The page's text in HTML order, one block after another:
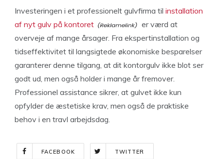
Investeringen i et professionelt gulvfirma til installation
af nyt gulv på kontoret
er værd at
overveje af mange årsager. Fra ekspertinstallation og
tidseffektivitet til langsigtede økonomiske besparelser
garanterer denne tilgang, at dit kontorgulv ikke blot ser
godt ud, men også holder i mange år fremover.
Professionel assistance sikrer, at gulvet ikke kun
opfylder de æstetiske krav, men også de praktiske
behov i en travl arbejdsdag.
FACEBOOK TWITTER